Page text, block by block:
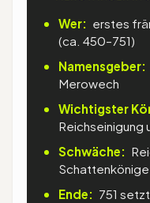
Wer: erstes
(ca. 450–751)
Namensgeber:
Merowech
Wichtigster
Reichseinigung
Schwäche:
Ende: 751